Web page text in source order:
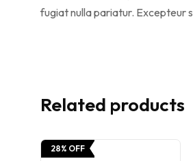
fugiat nulla pariatur. Excepteur
Related products
28% OFF